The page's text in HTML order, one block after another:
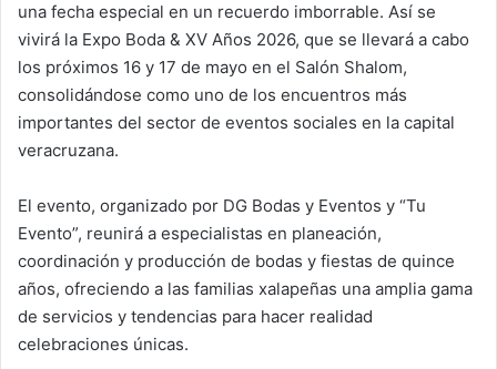
una fecha especial en un recuerdo imborrable. Así se
vivirá la Expo Boda & XV Años 2026, que se llevará a cabo
los próximos 16 y 17 de mayo en el Salón Shalom,
consolidándose como uno de los encuentros más
importantes del sector de eventos sociales en la capital
veracruzana.
El evento, organizado por DG Bodas y Eventos y “Tu
Evento”, reunirá a especialistas en planeación,
coordinación y producción de bodas y fiestas de quince
años, ofreciendo a las familias xalapeñas una amplia gama
de servicios y tendencias para hacer realidad
celebraciones únicas.